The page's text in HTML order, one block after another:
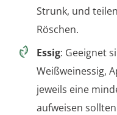
Strunk, und
Röschen.
Essig: Geeignet
Weißweinessig,
jeweils eine
aufweisen